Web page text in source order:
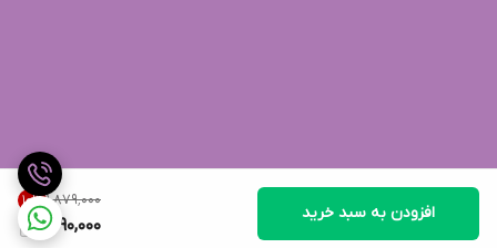
۱٬۸۷۹٬۰۰۰ 10%
1,690,000
افزودن به سبد خرید